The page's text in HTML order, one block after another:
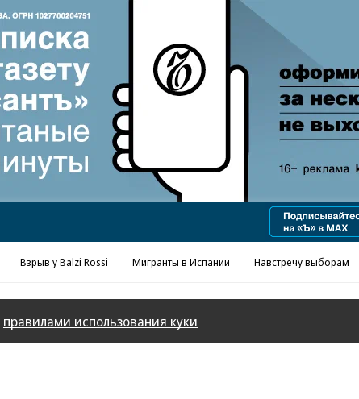
Реклама в «Ъ» www.kommersant.ru/ad
Взрыв у Balzi Rossi Мигранты в Испании Навстречу выборам
правилами использования куки